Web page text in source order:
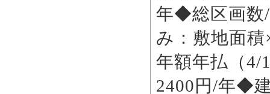
年◆総区画数
み：敷地面
年額年払（
2400円/年◆